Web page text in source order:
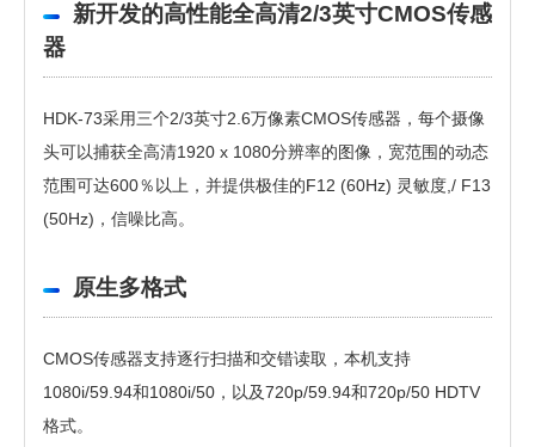
新开发的高性能全高清2/3英寸CMOS传感
器
HDK-73采用三个2/3英寸2.6万像素CMOS传感器，每个摄像
头可以捕获全高清1920 x 1080分辨率的图像，宽范围的动态
范围可达600％以上，并提供极佳的F12 (60Hz) 灵敏度,/ F13
(50Hz)，信噪比高。
原生多格式
CMOS传感器支持逐行扫描和交错读取，本机支持
1080i/59.94和1080i/50，以及720p/59.94和720p/50 HDTV
格式。